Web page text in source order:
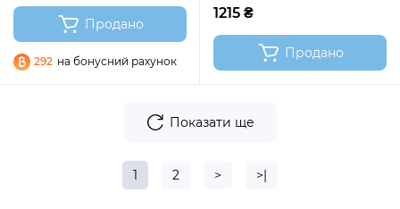
Продано
292 на бонусний рахунок
1215 ₴
Продано
Показати ще
1 2 > >|